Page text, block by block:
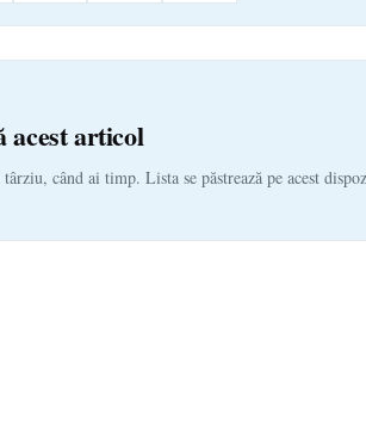
acest articol
când ai timp. Lista se păstrează pe acest